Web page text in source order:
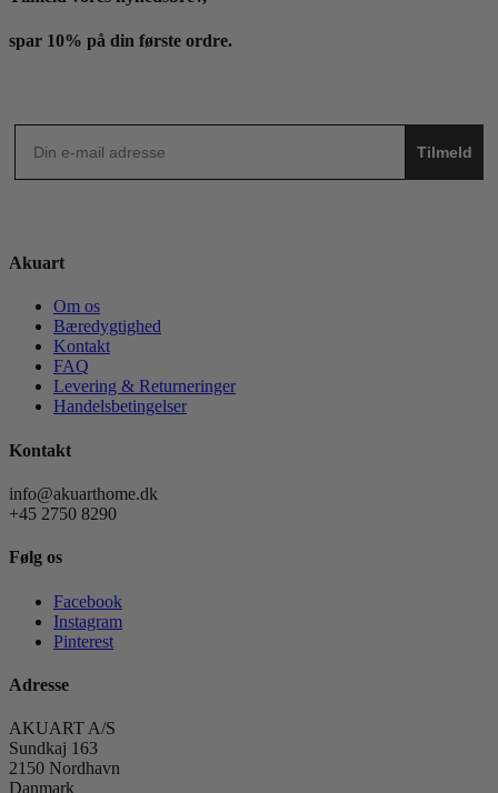
spar 10% på din første ordre.
Tilmeld
Akuart
Om os
Bæredygtighed
Kontakt
FAQ
Levering & Returneringer
Handelsbetingelser
Kontakt
info@akuarthome.dk
+45 2750 8290
Følg os
Facebook
Instagram
Pinterest
Adresse
AKUART A/S
Sundkaj 163
2150 Nordhavn
Danmark